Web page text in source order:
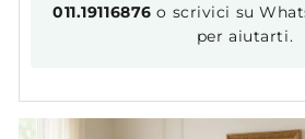
011.19116876 o scrivici su
per aiutarti.